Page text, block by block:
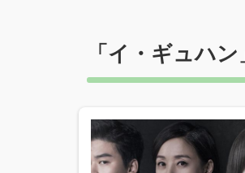
「 イ・ギュハン